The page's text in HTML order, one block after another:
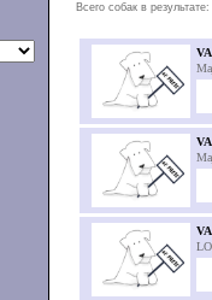
Всего собак в